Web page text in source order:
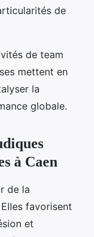
de
de team
mettent en
la
globale.
à Caen
de la
favorisent
et